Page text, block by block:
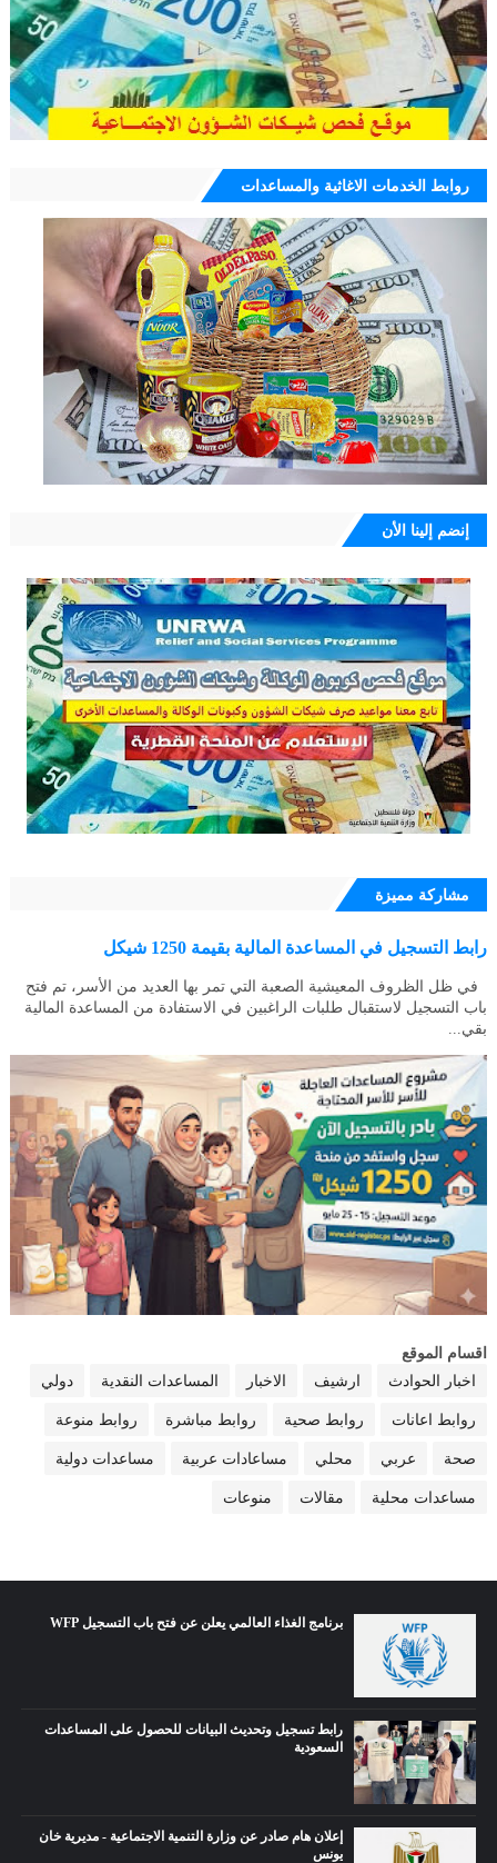
روابط الخدمات الاغاثية والمساعدات
إنضم إلينا الأن
مشاركة مميزة
رابط التسجيل في المساعدة المالية بقيمة 1250 شيكل
في ظل الظروف المعيشية الصعبة التي تمر بها العديد من الأسر، تم فتح
باب التسجيل لاستقبال طلبات الراغبين في الاستفادة من المساعدة المالية
بقي...
اقسام الموقع
اخبار الحوادث
ارشيف الاخبار المساعدات النقدية دولي
روابط اعانات روابط صحية روابط مباشرة روابط منوعة
صحة عربي محلي مساعادات عربية مساعدات دولية
مساعدات محلية مقالات منوعات
برنامج الغذاء العالمي يعلن عن فتح باب التسجيل WFP
رابط تسجيل وتحديث البيانات للحصول على المساعدات
السعودية
إعلان هام صادر عن وزارة التنمية الاجتماعية - مديرية خان
يونس